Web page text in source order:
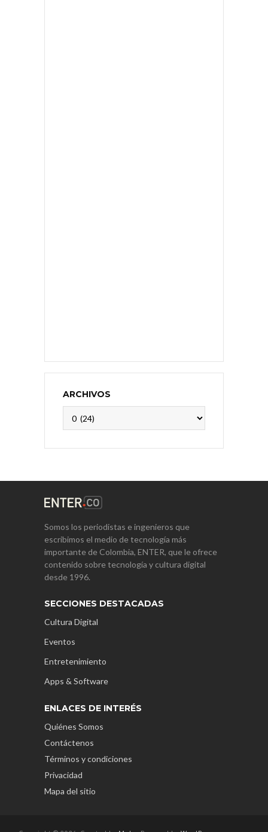
ARCHIVOS
Somos los periodistas e ingenieros que
escribimos el medio de tecnología más
importante de Colombia, ENTER, que le ofrece
contenido sobre tecnología y cultura digital
desde 1996.
SECCIONES DESTACADAS
Cultura Digital
Eventos
Entretenimiento
Apps & Software
ENLACES DE INTERÉS
Quiénes Somos
Contáctenos
Términos y condiciones
Privacidad
Mapa del sitio